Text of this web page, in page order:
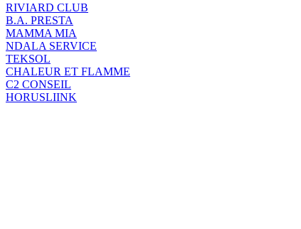
RIVIARD CLUB
B.A. PRESTA
MAMMA MIA
NDALA SERVICE
TEKSOL
CHALEUR ET FLAMME
C2 CONSEIL
HORUSLIINK